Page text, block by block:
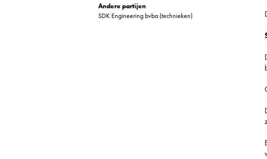
Andere partijen
SDK Engineering bvba (technieken)